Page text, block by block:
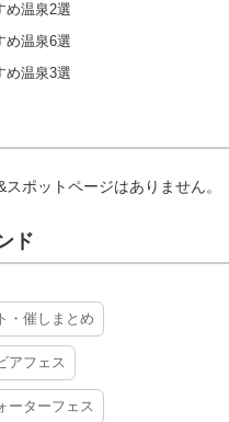
め温泉2選
め温泉6選
め温泉3選
ポットページはありません。
ド
・催しまとめ
アフェス
ーターフェス